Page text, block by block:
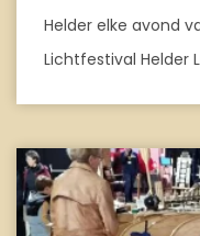
Helder elke avond
Lichtfestival Helder